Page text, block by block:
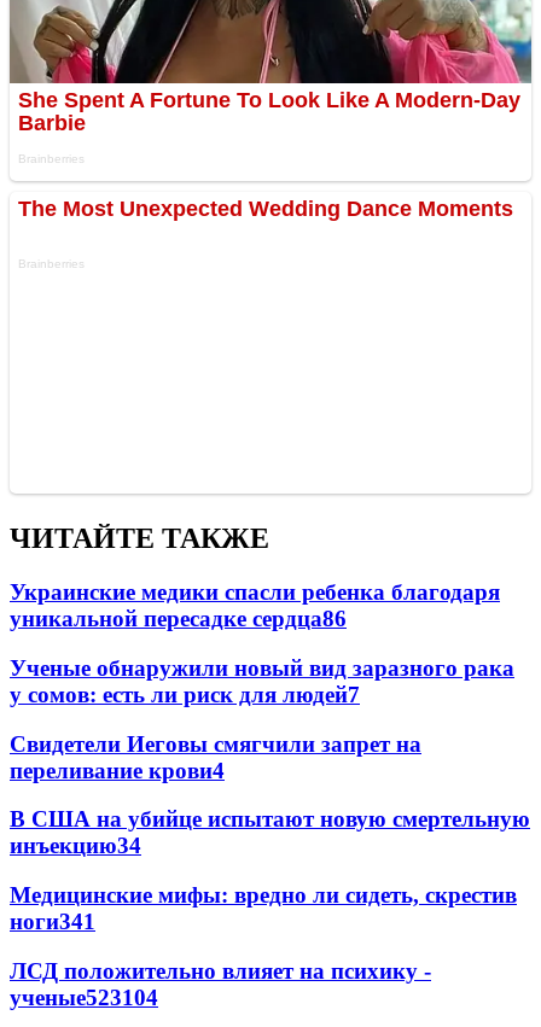
ЧИТАЙТЕ ТАКЖЕ
Украинские медики спасли ребенка благодаря
уникальной пересадке сердца86
Ученые обнаружили новый вид заразного рака
у сомов: есть ли риск для людей7
Свидетели Иеговы смягчили запрет на
переливание крови4
В США на убийце испытают новую смертельную
инъекцию34
Медицинские мифы: вредно ли сидеть, скрестив
ноги341
ЛСД положительно влияет на психику -
ученые523104